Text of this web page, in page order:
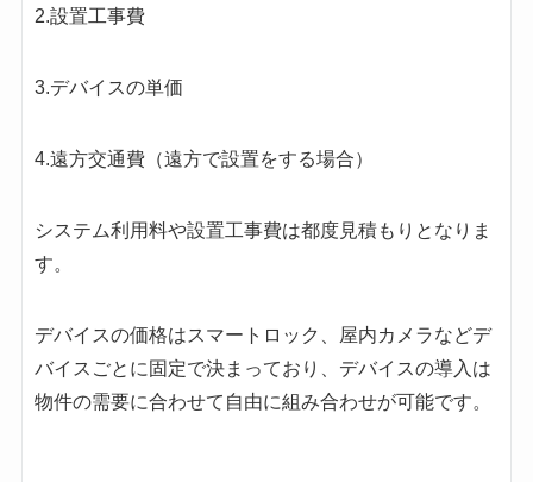
2.設置工事費
3.デバイスの単価
4.遠方交通費（遠方で設置をする場合）
システム利用料や設置工事費は都度見積もりとなりま
す。
デバイスの価格はスマートロック、屋内カメラなどデ
バイスごとに固定で決まっており、デバイスの導入は
物件の需要に合わせて自由に組み合わせが可能です。